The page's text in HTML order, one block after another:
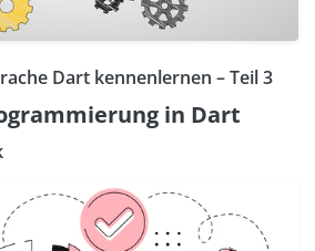
Dart kennenlernen – Teil 3
in Dart